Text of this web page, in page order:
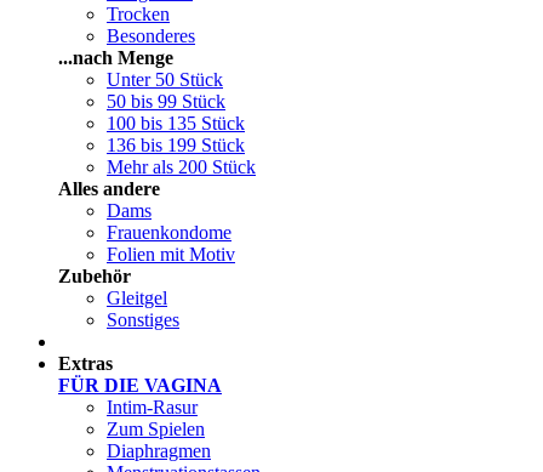
Trocken
Besonderes
...nach Menge
Unter 50 Stück
50 bis 99 Stück
100 bis 135 Stück
136 bis 199 Stück
Mehr als 200 Stück
Alles andere
Dams
Frauenkondome
Folien mit Motiv
Zubehör
Gleitgel
Sonstiges
Extras
FÜR DIE VAGINA
Intim-Rasur
Zum Spielen
Diaphragmen